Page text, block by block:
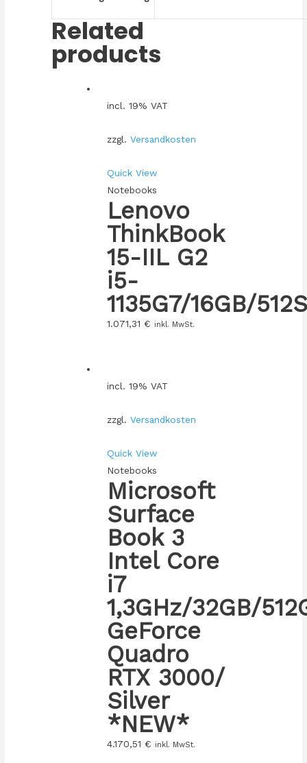
Related
products
incl. 19% VAT
zzgl. Versandkosten
Quick View
Notebooks
Lenovo
ThinkBook
15-IIL G2
i5-
1135G7/16GB/
1.071,31 € inkl. MwSt.
incl. 19% VAT
zzgl. Versandkosten
Quick View
Notebooks
Microsoft
Surface
Book 3
Intel Core
i7
1,3GHz/32GB/
GeForce
Quadro
RTX 3000/
Silver
*NEW*
4.170,51 € inkl. MwSt.